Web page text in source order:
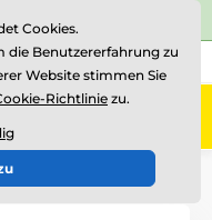
auf
+43 676 361 37 22
Cookies.
die Benutzererfahrung zu
Website stimmen Sie
Richtlinie zu.